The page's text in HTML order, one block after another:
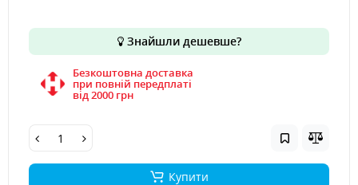
Знайшли дешевше?
Безкоштовна доставка
при повній передплаті
вiд 2000 грн
Купити